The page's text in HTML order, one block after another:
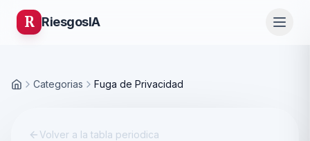
R RiesgosIA
Inicio Categorias Fuga de Privacidad
Volver a la tabla periodica